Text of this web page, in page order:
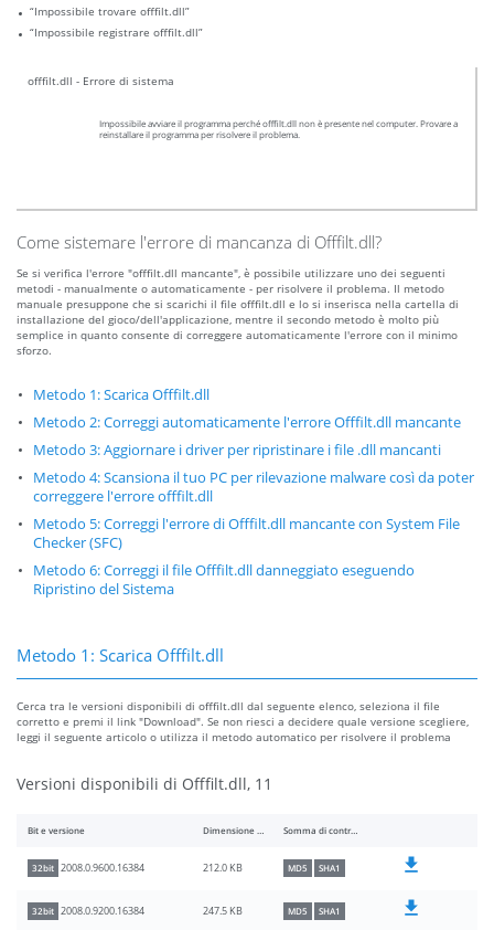
“Impossibile trovare offfilt.dll”
“Impossibile registrare offfilt.dll”
offfilt.dll - Errore di sistema
Impossibile avviare il programma perché offfilt.dll non è presente nel computer. Provare a
reinstallare il programma per risolvere il problema.
Come sistemare l'errore di mancanza di Offfilt.dll?
Se si verifica l'errore "offfilt.dll mancante", è possibile utilizzare uno dei seguenti
metodi - manualmente o automaticamente - per risolvere il problema. Il metodo
manuale presuppone che si scarichi il file offfilt.dll e lo si inserisca nella cartella di
installazione del gioco/dell'applicazione, mentre il secondo metodo è molto più
semplice in quanto consente di correggere automaticamente l'errore con il minimo
sforzo.
Metodo 1: Scarica Offfilt.dll
Metodo 2: Correggi automaticamente l'errore Offfilt.dll mancante
Metodo 3: Aggiornare i driver per ripristinare i file .dll mancanti
Metodo 4: Scansiona il tuo PC per rilevazione malware così da poter
correggere l'errore offfilt.dll
Metodo 5: Correggi l'errore di Offfilt.dll mancante con System File
Checker (SFC)
Metodo 6: Correggi il file Offfilt.dll danneggiato eseguendo
Ripristino del Sistema
Metodo 1: Scarica Offfilt.dll
Cerca tra le versioni disponibili di offfilt.dll dal seguente elenco, seleziona il file
corretto e premi il link "Download". Se non riesci a decidere quale versione scegliere,
leggi il seguente articolo o utilizza il metodo automatico per risolvere il problema
Versioni disponibili di Offfilt.dll, 11
Bit e versione Dimensione del file Somma di controllo
32bit 2008.0.9600.16384 212.0 KB MD5 SHA1
32bit 2008.0.9200.16384 247.5 KB MD5 SHA1